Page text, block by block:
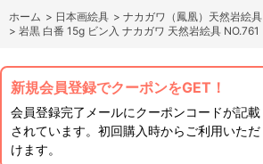
ホーム > 日本画絵具 > ナカガワ（鳳凰）天然岩絵具
> 岩黒 白番 15g ビン入 ナカガワ 天然岩絵具 NO.761
新規会員登録でクーポンをGET！
会員登録完了メールにクーポンコードが記載
されています。初回購入時からご利用いただ
けます。